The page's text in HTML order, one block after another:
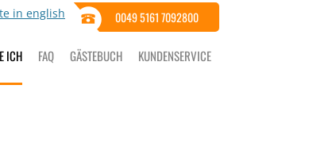
0049 5161 7092800
ICH FAQ GÄSTEBUCH KUNDENSERVICE